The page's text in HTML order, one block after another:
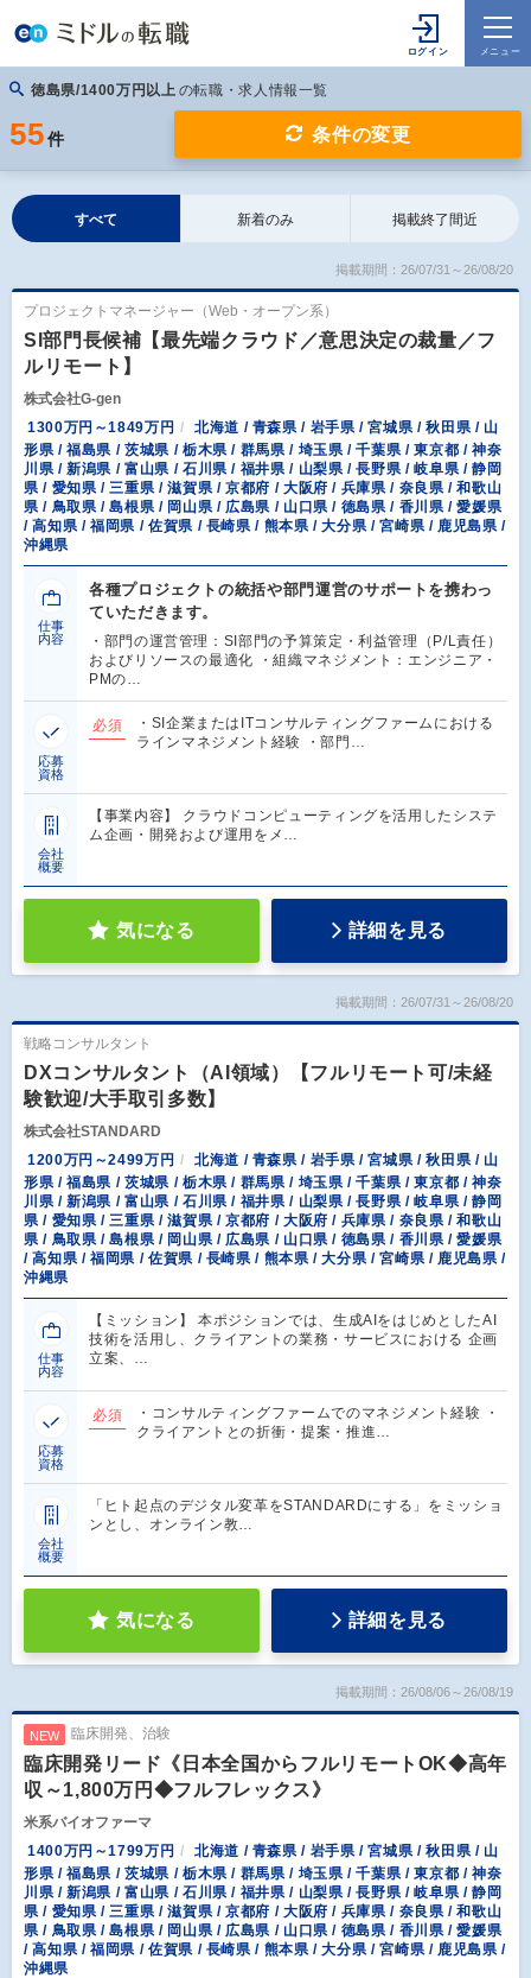
徳島県/1400万円以上 の転職・求人情報一覧
55 件 条件の変更
すべて 新着のみ 掲載終了間近
掲載期間：26/07/31～26/08/20
プロジェクトマネージャー（Web・オープン系）
SI部門長候補【最先端クラウド／意思決定の裁量／フ
ルリモート】
株式会社G-gen
1300万円～1849万円
北海道 / 青森県 / 岩手県 / 宮城県 / 秋田県 / 山
形県 / 福島県 / 茨城県 / 栃木県 / 群馬県 / 埼玉県 / 千葉県 / 東京都 / 神奈
川県 / 新潟県 / 富山県 / 石川県 / 福井県 / 山梨県 / 長野県 / 岐阜県 / 静岡
県 / 愛知県 / 三重県 / 滋賀県 / 京都府 / 大阪府 / 兵庫県 / 奈良県 / 和歌山
県 / 鳥取県 / 島根県 / 岡山県 / 広島県 / 山口県 / 徳島県 / 香川県 / 愛媛県
/ 高知県 / 福岡県 / 佐賀県 / 長崎県 / 熊本県 / 大分県 / 宮崎県 / 鹿児島県 /
沖縄県
仕事
内容
各種プロジェクトの統括や部門運営のサポートを携わっ
ていただきます。
・部門の運営管理：SI部門の予算策定・利益管理（P/L責任）
およびリソースの最適化 ・組織マネジメント：エンジニア・
PMの…
応募
資格
必須
・SI企業またはITコンサルティングファームにおける
ラインマネジメント経験 ・部門…
会社
概要
【事業内容】 クラウドコンピューティングを活用したシステ
ム企画・開発および運用をメ…
気になる 詳細を見る
掲載期間：26/07/31～26/08/20
戦略コンサルタント
DXコンサルタント（AI領域）【フルリモート可/未経
験歓迎/大手取引多数】
株式会社STANDARD
1200万円～2499万円
北海道 / 青森県 / 岩手県 / 宮城県 / 秋田県 / 山
形県 / 福島県 / 茨城県 / 栃木県 / 群馬県 / 埼玉県 / 千葉県 / 東京都 / 神奈
川県 / 新潟県 / 富山県 / 石川県 / 福井県 / 山梨県 / 長野県 / 岐阜県 / 静岡
県 / 愛知県 / 三重県 / 滋賀県 / 京都府 / 大阪府 / 兵庫県 / 奈良県 / 和歌山
県 / 鳥取県 / 島根県 / 岡山県 / 広島県 / 山口県 / 徳島県 / 香川県 / 愛媛県
/ 高知県 / 福岡県 / 佐賀県 / 長崎県 / 熊本県 / 大分県 / 宮崎県 / 鹿児島県 /
沖縄県
仕事
内容
【ミッション】 本ポジションでは、生成AIをはじめとしたAI
技術を活用し、クライアントの業務・サービスにおける 企画
立案、…
応募
資格
必須
・コンサルティングファームでのマネジメント経験 ・
クライアントとの折衝・提案・推進…
会社
概要
「ヒト起点のデジタル変革をSTANDARDにする」をミッショ
ンとし、オンライン教…
気になる 詳細を見る
掲載期間：26/08/06～26/08/19
NEW 臨床開発、治験
臨床開発リード《日本全国からフルリモートOK◆高年
収～1,800万円◆フルフレックス》
米系バイオファーマ
1400万円～1799万円
北海道 / 青森県 / 岩手県 / 宮城県 / 秋田県 / 山
形県 / 福島県 / 茨城県 / 栃木県 / 群馬県 / 埼玉県 / 千葉県 / 東京都 / 神奈
川県 / 新潟県 / 富山県 / 石川県 / 福井県 / 山梨県 / 長野県 / 岐阜県 / 静岡
県 / 愛知県 / 三重県 / 滋賀県 / 京都府 / 大阪府 / 兵庫県 / 奈良県 / 和歌山
県 / 鳥取県 / 島根県 / 岡山県 / 広島県 / 山口県 / 徳島県 / 香川県 / 愛媛県
/ 高知県 / 福岡県 / 佐賀県 / 長崎県 / 熊本県 / 大分県 / 宮崎県 / 鹿児島県 /
沖縄県